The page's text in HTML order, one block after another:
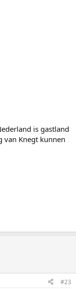
is gastland
van Knegt kunnen
#23